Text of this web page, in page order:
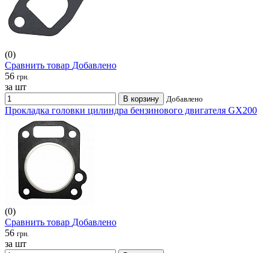
(0)
Сравнить товар Добавлено
56 грн.
за шт
В корзину Добавлено
Прокладка головки цилиндра бензинового двигателя GX200
(0)
Сравнить товар Добавлено
56 грн.
за шт